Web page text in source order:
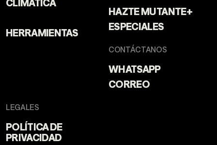
HERRAMIENTAS
HAZTE MUTANTE+
ESPECIALES
CONTÁCTANOS
WHATSAPP
CORREO
LEGALES
POLÍTICA DE
PRIVACIDAD